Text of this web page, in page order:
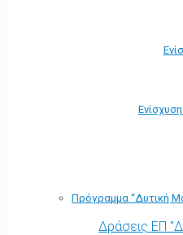
Πρόγραμμα “Δυτική
Δράσεις ΕΠ